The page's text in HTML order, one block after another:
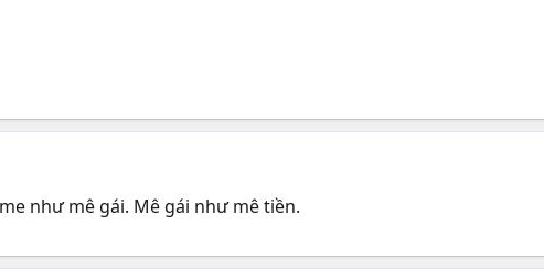
như mê gái. Mê gái như mê tiền.